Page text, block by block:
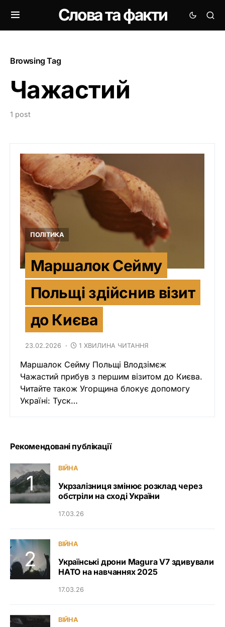
Слова та факти
Browsing Tag
Чажастий
1 post
ПОЛІТИКА
Маршалок Сейму
Польщі здійснив візит
до Києва
23.02.2026 1 ХВИЛИНА ЧИТАННЯ
Маршалок Сейму Польщі Влодзімєж
Чажастий прибув з першим візитом до Києва.
Читайте також Угорщина блокує допомогу
Україні: Туск…
Рекомендовані публікації
ВІЙНА
Укрзалізниця змінює розклад через
обстріли на сході України
17.03.26
ВІЙНА
Українські дрони Magura V7 здивували
НАТО на навчаннях 2025
17.03.26
ВІЙНА